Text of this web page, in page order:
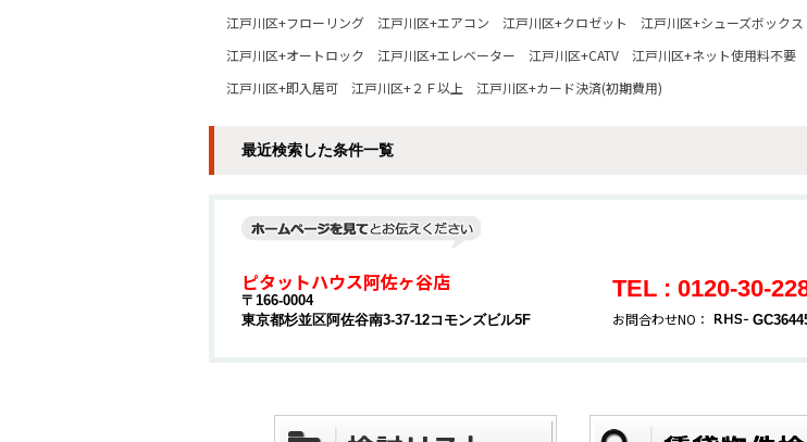
江戸川区+フローリング
江戸川区+エアコン 江戸川区+クロゼット 江戸川区+シューズボックス
江戸川区+オートロック
江戸川区+エレベーター 江戸川区+CATV 江戸川区+ネット使用料不要
江戸川区+即入居可
江戸川区+２Ｆ以上 江戸川区+カード決済(初期費用)
最近検索した条件一覧
ピタットハウス阿佐ヶ谷店
〒166-0004
東京都杉並区阿佐谷南3-37-12コモンズビル5F
TEL : 0120-30-
お問合わせNO：